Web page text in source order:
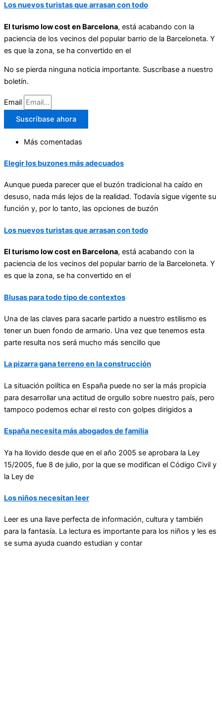
Los nuevos turistas que arrasan con todo
El turismo low cost en Barcelona, está acabando con la
paciencia de los vecinos del popular barrio de la Barceloneta. Y
es que la zona, se ha convertido en el
No se pierda ninguna noticia importante. Suscríbase a nuestro
boletín.
Email
Suscríbase ahora
Más comentadas
Elegir los buzones más adecuados
Aunque pueda parecer que el buzón tradicional ha caído en
desuso, nada más lejos de la realidad. Todavía sigue vigente su
función y, por lo tanto, las opciones de buzón
Los nuevos turistas que arrasan con todo
El turismo low cost en Barcelona, está acabando con la
paciencia de los vecinos del popular barrio de la Barceloneta. Y
es que la zona, se ha convertido en el
Blusas para todo tipo de contextos
Una de las claves para sacarle partido a nuestro estilismo es
tener un buen fondo de armario. Una vez que tenemos esta
parte resulta nos será mucho más sencillo que
La pizarra gana terreno en la construcción
La situación política en España puede no ser la más propicia
para desarrollar una actitud de orgullo sobre nuestro país, pero
tampoco podemos echar el resto con golpes dirigidos a
España necesita más abogados de familia
Ya ha llovido desde que en el año 2005 se aprobara la Ley
15/2005, fue 8 de julio, por la que se modifican el Código Civil y
la Ley de
Los niños necesitan leer
Leer es una llave perfecta de información, cultura y también
para la fantasía. La lectura es importante para los niños y les es
se suma ayuda cuando estudian y contar